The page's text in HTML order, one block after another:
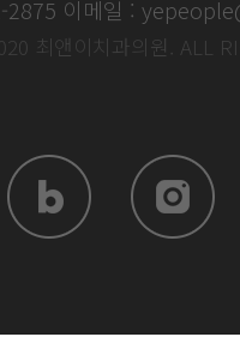
2875 이메일 :
최앤이치과의원. ALL